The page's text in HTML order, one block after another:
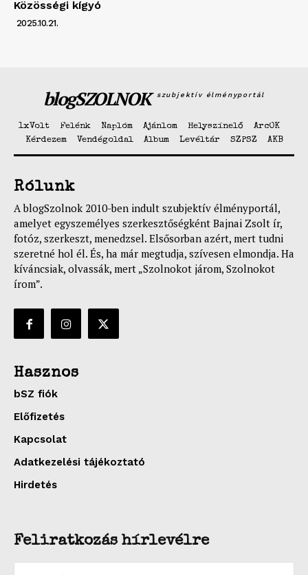
Közösségi kígyó
2025.10.21.
blogSZOLNOK szubjektív élményportál
1xVolt Felénk Naplóm Ajánlom Helyszínelő
ArcOK
Kérdezem
Vendégoldal Album Levéltár SZPSZ AKB
Rólunk
A blogSzolnok 2010-ben indult szubjektív élményportál,
amelyet egyszemélyes szerkesztőségként Bajnai Zsolt ír,
fotóz, szerkeszt, menedzsel. Elsősorban azért, mert tudni
szeretné hol él. És, ha már megtudja, szívesen elmondja. Ha
kíváncsiak, olvassák, mert „Szolnokot járom, Szolnokot
írom”.
Hasznos
bSZ fiók
Előfizetés
Kapcsolat
Adatkezelési tájékoztató
Hirdetés
Feliratkozás hírlevélre